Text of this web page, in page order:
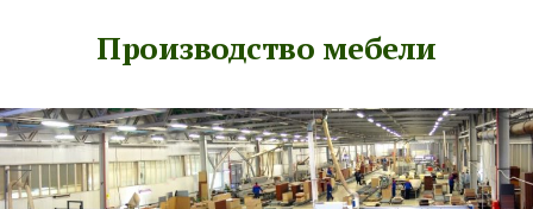
Производство мебели